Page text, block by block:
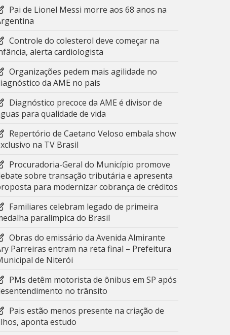
Pai de Lionel Messi morre aos 68 anos na
Controle do colesterol deve começar na
alerta cardiologista
Organizações pedem mais agilidade no
da AME no país
Diagnóstico precoce da AME é divisor de
para qualidade de vida
Repertório de Caetano Veloso embala show
na TV Brasil
Procuradoria-Geral do Município promove
sobre transação tributária e apresenta
para modernizar cobrança de créditos
Familiares celebram legado de primeira
paralímpica do Brasil
Obras do emissário da Avenida Almirante
Parreiras entram na reta final – Prefeitura
de Niterói
PMs detêm motorista de ônibus em SP após
no trânsito
Pais estão menos presente na criação de
aponta estudo